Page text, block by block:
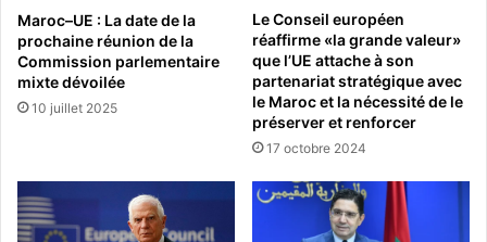
Maroc–UE : La date de la
prochaine réunion de la
Commission parlementaire
mixte dévoilée
10 juillet 2025
Le Conseil européen
réaffirme «la grande valeur»
que l’UE attache à son
partenariat stratégique avec
le Maroc et la nécessité de le
préserver et renforcer
17 octobre 2024